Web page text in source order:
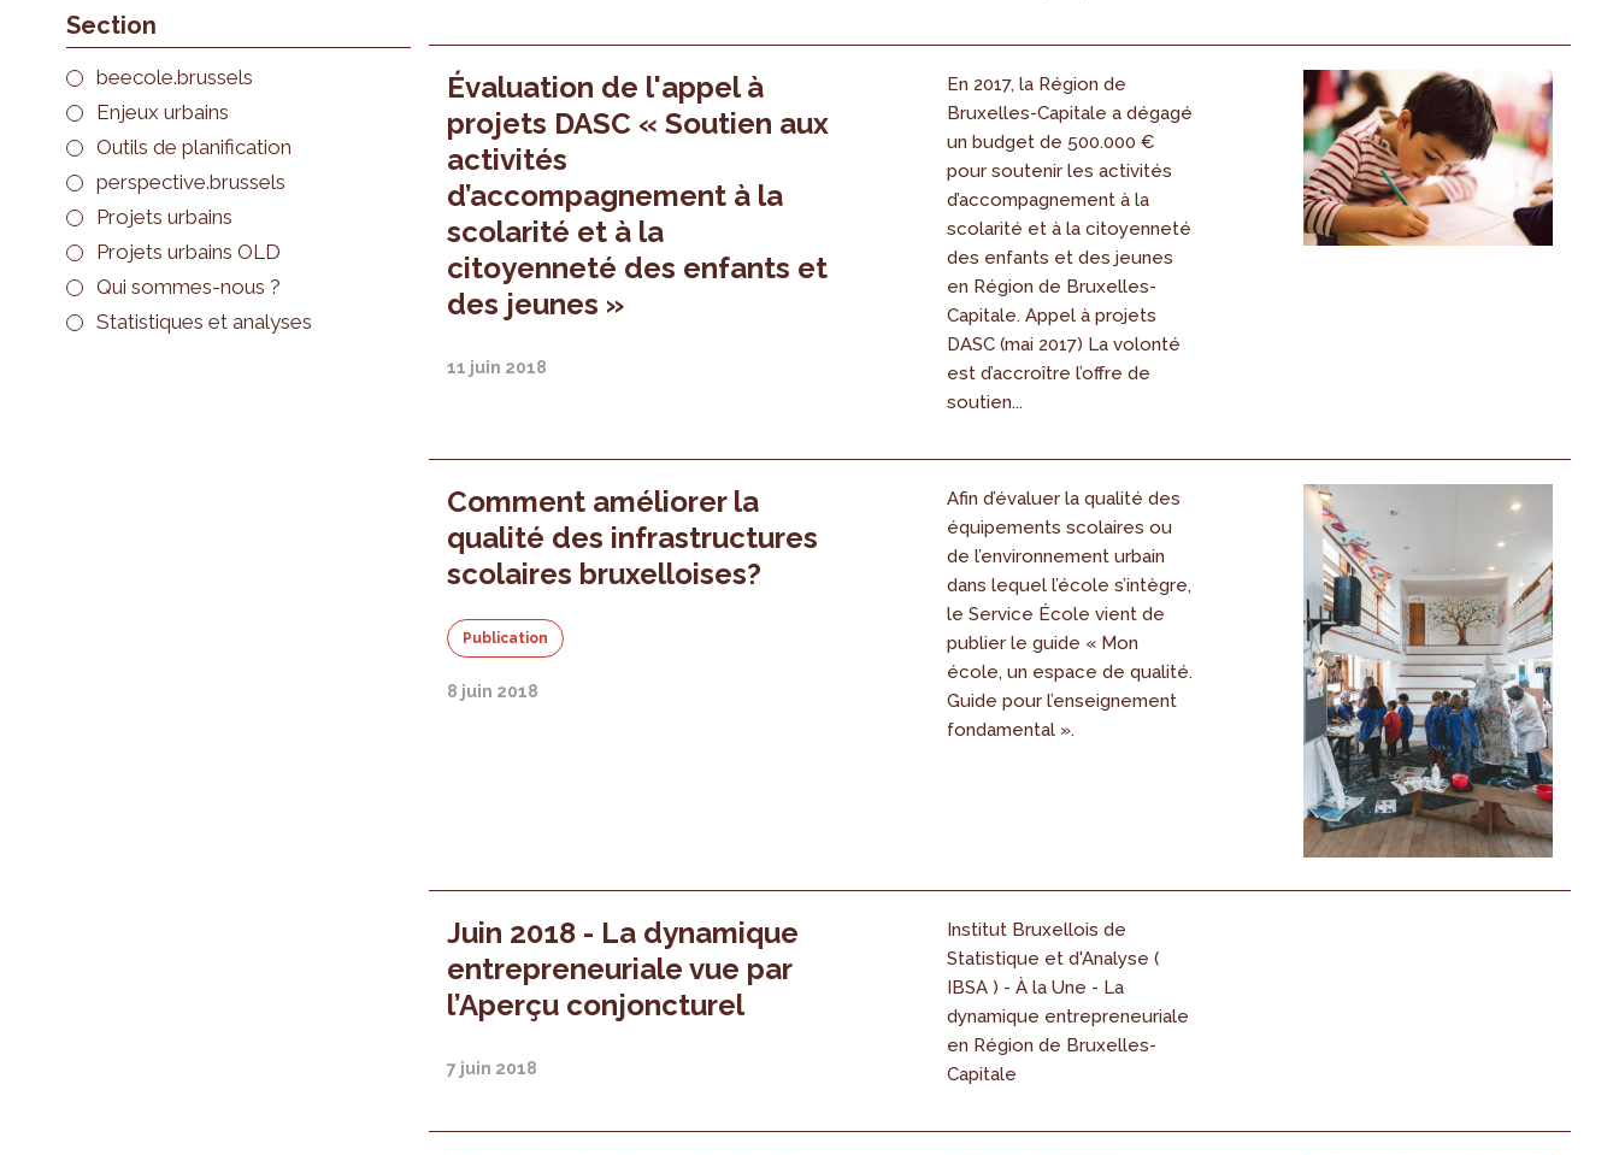
Section
beecole.brussels
Enjeux urbains
Outils de planification
perspective.brussels
Projets urbains
Projets urbains OLD
Qui sommes-nous ?
Statistiques et analyses
Évaluation de l'appel à
projets DASC « Soutien aux
activités
d’accompagnement à la
scolarité et à la
citoyenneté des enfants et
des jeunes »
11 juin 2018
En 2017, la Région de
Bruxelles-Capitale a dégagé
un budget de 500.000 €
pour soutenir les activités
d’accompagnement à la
scolarité et à la citoyenneté
des enfants et des jeunes
en Région de Bruxelles-
Capitale. Appel à projets
DASC (mai 2017) La volonté
est d’accroître l’offre de
soutien...
Comment améliorer la
qualité des infrastructures
scolaires bruxelloises?
Publication
8 juin 2018
Afin d’évaluer la qualité des
équipements scolaires ou
de l’environnement urbain
dans lequel l’école s’intègre,
le Service École vient de
publier le guide « Mon
école, un espace de qualité.
Guide pour l’enseignement
fondamental ».
Juin 2018 - La dynamique
entrepreneuriale vue par
l’Aperçu conjoncturel
7 juin 2018
Institut Bruxellois de
Statistique et d'Analyse (
IBSA ) - À la Une - La
dynamique entrepreneuriale
en Région de Bruxelles-
Capitale